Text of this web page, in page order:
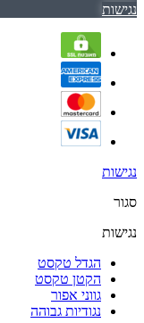
נגישות
נגישות
סגור
נגישות
הגדל טקסט
הקטן טקסט
גווני אפור
נגודיות גבוהה